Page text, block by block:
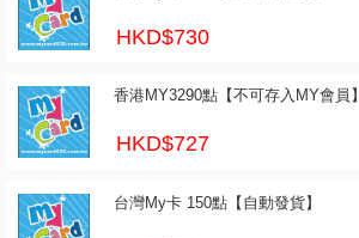
HKD$730
香港MY3290點【不可存入MY會員】
HKD$727
台灣My卡 150點【自動發貨】